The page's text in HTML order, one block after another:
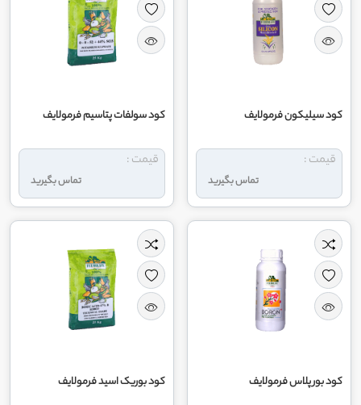
کود سیلیکون فرمولایف
تماس بگیرید
قیمت :
کود سولفات پتاسیم فرمولایف
تماس بگیرید
قیمت :
کود بور پلاس فرمولایف کود بوریک اسید فرمولایف